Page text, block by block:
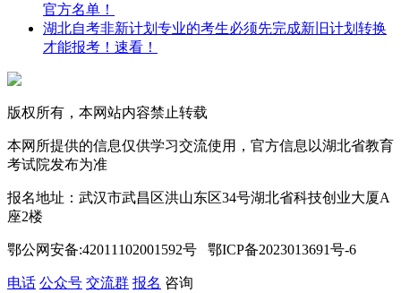
官方名单！
湖北自考非新计划专业的考生必须先完成新旧计划转换
才能报考！速看！
版权所有，本网站内容禁止转载
本网所提供的信息仅供学习交流使用，官方信息以湖北省教育
考试院发布为准
报名地址：武汉市武昌区洪山东区34号湖北省科技创业大厦A
座2楼
鄂公网安备:42011102001592号 鄂ICP备2023013691号-6
电话 公众号 交流群 报名 咨询